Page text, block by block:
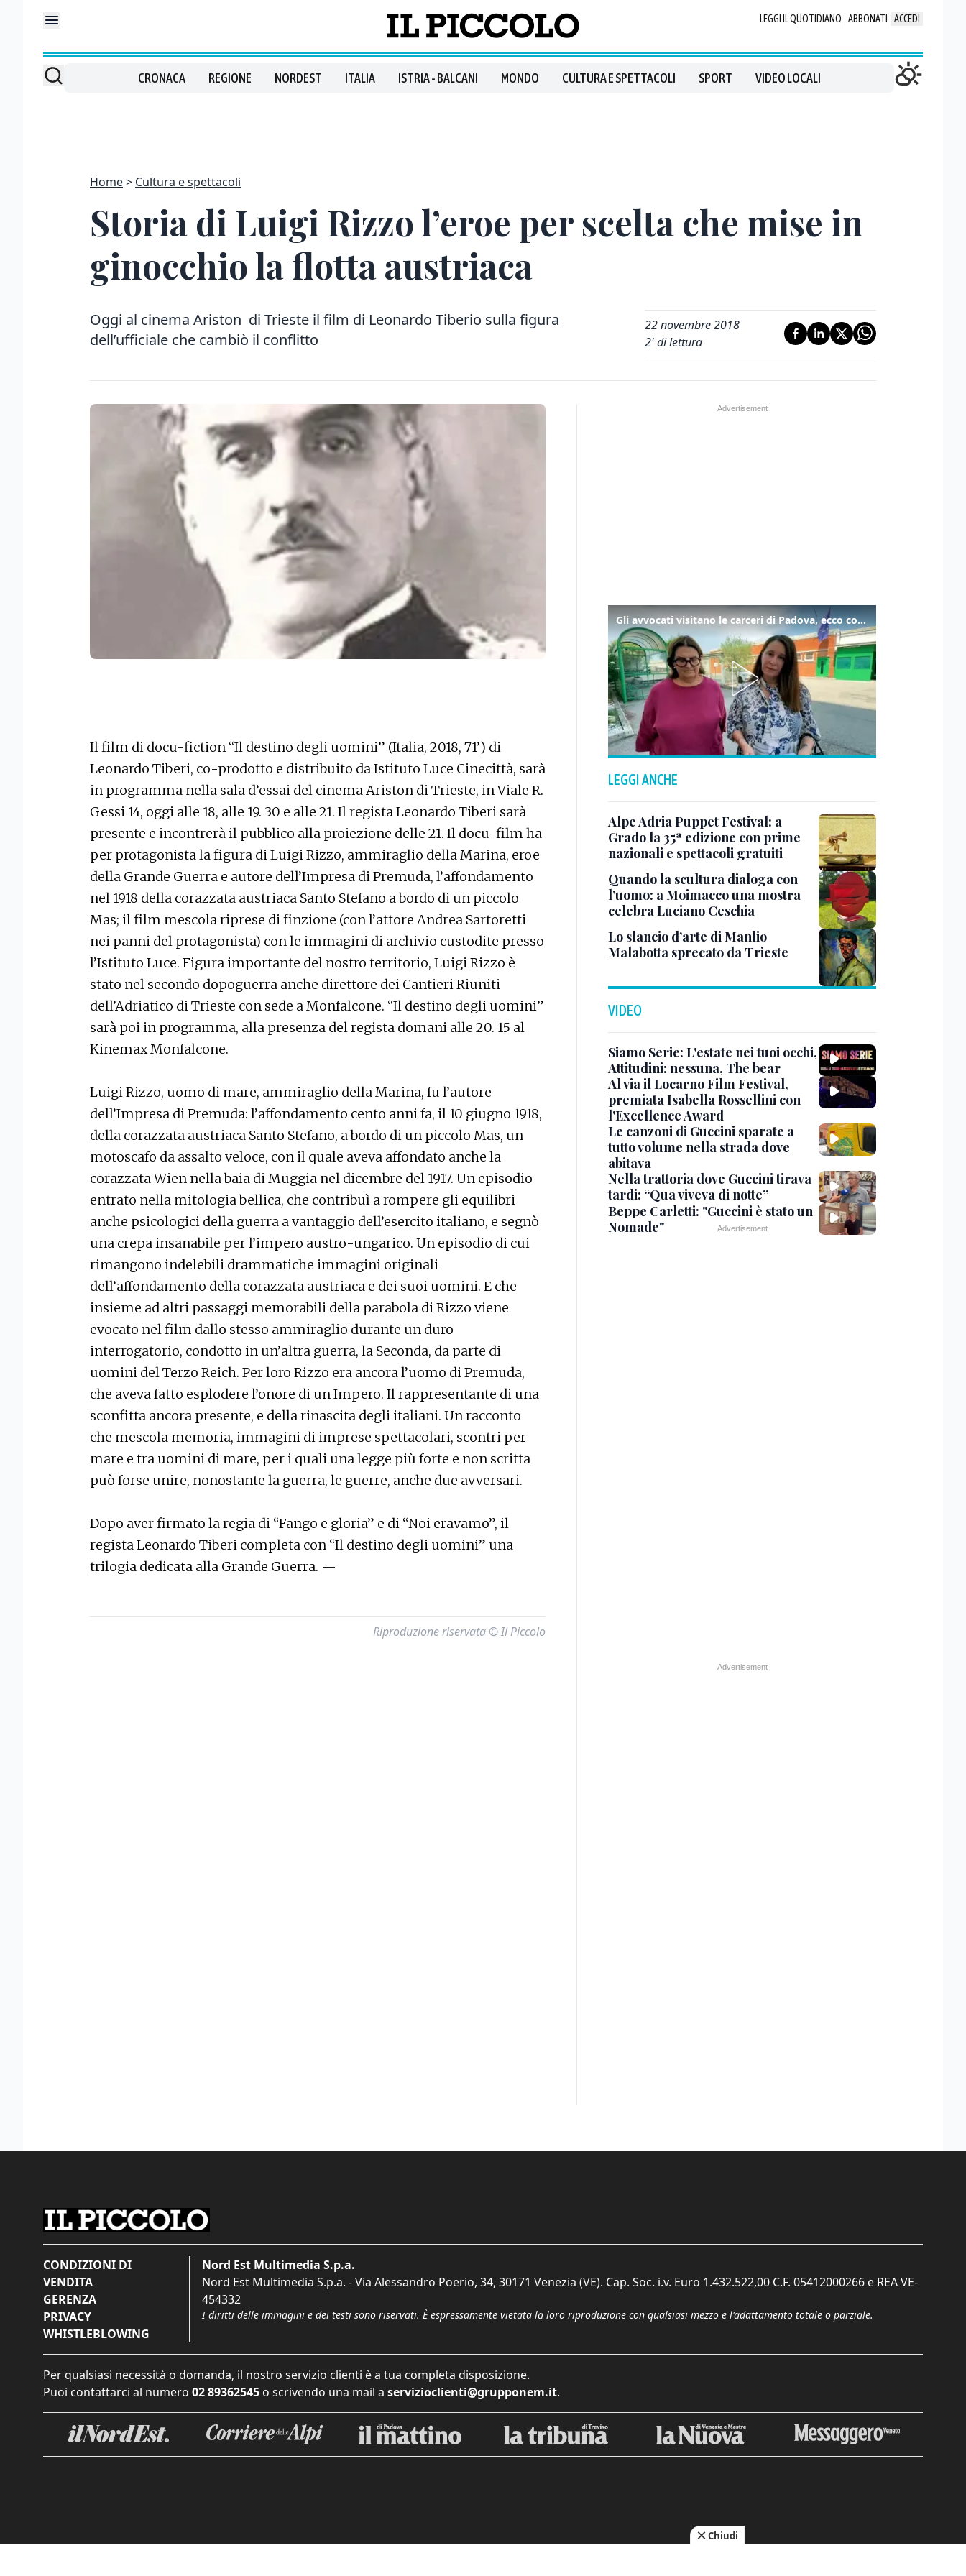
LEGGI IL QUOTIDIANO ABBONATI ACCEDI
CRONACA REGIONE NORDEST ITALIA ISTRIA - BALCANI MONDO CULTURA E SPETTACOLI SPORT VIDEO LOCALI
Home Cultura e spettacoli
Storia di Luigi Rizzo l’eroe per scelta che mise in
ginocchio la flotta austriaca
Oggi al cinema Ariston di Trieste il film di Leonardo Tiberio sulla figura
dell’ufficiale che cambiò il conflitto
22 novembre 2018
2' di lettura
Il film di docu-fiction “Il destino degli uomini” (Italia, 2018, 71’) di
Leonardo Tiberi, co-prodotto e distribuito da Istituto Luce Cinecittà, sarà
in programma nella sala d’essai del cinema Ariston di Trieste, in Viale R.
Gessi 14, oggi alle 18, alle 19. 30 e alle 21. Il regista Leonardo Tiberi sarà
presente e incontrerà il pubblico alla proiezione delle 21. Il docu-film ha
per protagonista la figura di Luigi Rizzo, ammiraglio della Marina, eroe
della Grande Guerra e autore dell’Impresa di Premuda, l’affondamento
nel 1918 della corazzata austriaca Santo Stefano a bordo di un piccolo
Mas; il film mescola riprese di finzione (con l’attore Andrea Sartoretti
nei panni del protagonista) con le immagini di archivio custodite presso
l’Istituto Luce. Figura importante del nostro territorio, Luigi Rizzo è
stato nel secondo dopoguerra anche direttore dei Cantieri Riuniti
dell’Adriatico di Trieste con sede a Monfalcone. “Il destino degli uomini”
sarà poi in programma, alla presenza del regista domani alle 20. 15 al
Kinemax Monfalcone.
Luigi Rizzo, uomo di mare, ammiraglio della Marina, fu l’autore
dell’Impresa di Premuda: l’affondamento cento anni fa, il 10 giugno 1918,
della corazzata austriaca Santo Stefano, a bordo di un piccolo Mas, un
motoscafo da assalto veloce, con il quale aveva affondato anche la
corazzata Wien nella baia di Muggia nel dicembre del 1917. Un episodio
entrato nella mitologia bellica, che contribuì a rompere gli equilibri
anche psicologici della guerra a vantaggio dell’esercito italiano, e segnò
una crepa insanabile per l’impero austro-ungarico. Un episodio di cui
rimangono indelebili drammatiche immagini originali
dell’affondamento della corazzata austriaca e dei suoi uomini. E che
insieme ad altri passaggi memorabili della parabola di Rizzo viene
evocato nel film dallo stesso ammiraglio durante un duro
interrogatorio, condotto in un’altra guerra, la Seconda, da parte di
uomini del Terzo Reich. Per loro Rizzo era ancora l’uomo di Premuda,
che aveva fatto esplodere l’onore di un Impero. Il rappresentante di una
sconfitta ancora presente, e della rinascita degli italiani. Un racconto
che mescola memoria, immagini di imprese spettacolari, scontri per
mare e tra uomini di mare, per i quali una legge più forte e non scritta
può forse unire, nonostante la guerra, le guerre, anche due avversari.
Dopo aver firmato la regia di “Fango e gloria” e di “Noi eravamo”, il
regista Leonardo Tiberi completa con “Il destino degli uomini” una
trilogia dedicata alla Grande Guerra. —
Riproduzione riservata © Il Piccolo
Gli avvocati visitano le carceri di Padova, ecco cosa hanno trovato
LEGGI ANCHE
Alpe Adria Puppet Festival: a
Grado la 35ª edizione con prime
nazionali e spettacoli gratuiti
Quando la scultura dialoga con
l’uomo: a Moimacco una mostra
celebra Luciano Ceschia
Lo slancio d’arte di Manlio
Malabotta sprecato da Trieste
VIDEO
Siamo Serie: L'estate nei tuoi occhi,
Attitudini: nessuna, The bear
Al via il Locarno Film Festival,
premiata Isabella Rossellini con
l'Excellence Award
Le canzoni di Guccini sparate a
tutto volume nella strada dove
abitava
Nella trattoria dove Guccini tirava
tardi: “Qua viveva di notte”
Beppe Carletti: "Guccini è stato un
Nomade"
CONDIZIONI DI
VENDITA
GERENZA
PRIVACY
WHISTLEBLOWING
Nord Est Multimedia S.p.a.
Nord Est Multimedia S.p.a. - Via Alessandro Poerio, 34, 30171 Venezia (VE). Cap. Soc. i.v. Euro 1.432.522,00 C.F. 05412000266 e REA VE-
454332
I diritti delle immagini e dei testi sono riservati. È espressamente vietata la loro riproduzione con qualsiasi mezzo e l'adattamento totale o parziale.
Per qualsiasi necessità o domanda, il nostro servizio clienti è a tua completa disposizione.
Puoi contattarci al numero 02 89362545 o scrivendo una mail a servizioclienti@grupponem.it.
Chiudi